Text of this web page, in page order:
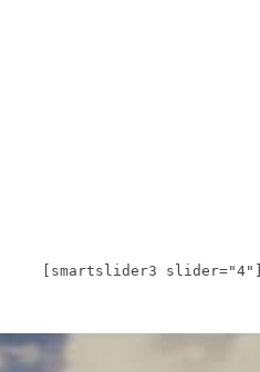
[smartslider3 slider="4"]